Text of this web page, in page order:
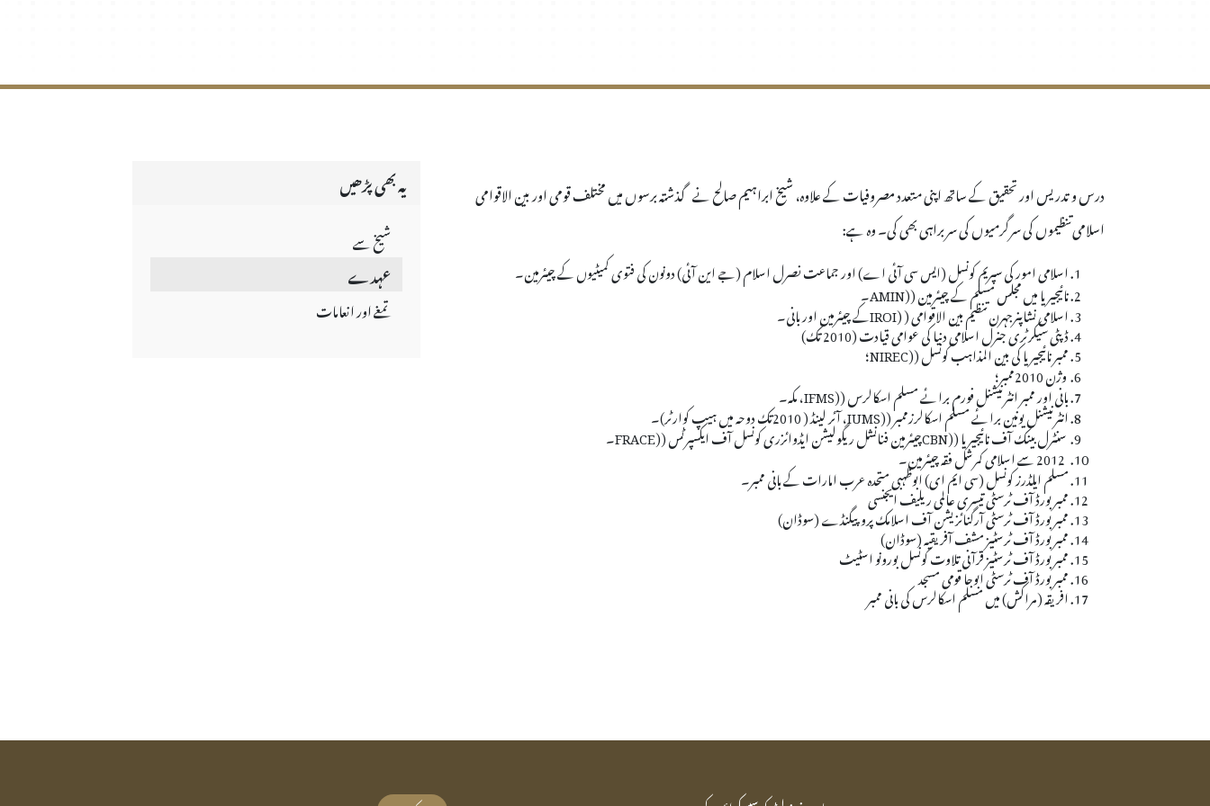
درس و تدریس اور تحقیق کے ساتھ اپنی متعدد مصروفیات کے علاوہ، شیخ ابراہیم صالح نے گذشتہ برسوں میں مختلف قومی اور بین الاقوامی
اسلامی تنظیموں کی سرگرمیوں کی سربراہی بھی کی۔ وہ ہے:
اسلامی امور کی سپریم کونسل (ایس سی آئی اے) اور جماعت نصرل اسلام (جے این آئی) دونون کی فتوی کمیٹیوں کے چیئرمین۔
نائیجیریا میں مجلس مسلم کے چیئرمین (AMIN)۔
اسلامی نشاپنرجہرن تنظیم بین الاقوامی (IROI)کے چیئرمین اور بانی۔
ڈپٹی سیکرٹری جنرل اسلامی دنیا کی عوامی قیادت (2010 تک)
ممبر نائیجیریا کی بین المذاہب کونسل (NIREC)؛
وژن 2010ممبر؛
بانی اور ممبر انٹرنیشنل فورم برائے مسلم اسکالرس (IFMS)، مکہ۔
انٹرنیشنل یونین برائے مسلم اسکالرزممبر (IUMS)، آئر لینڈ ( 2010تک دوحہ میں ہیپ کوارٹر)۔
سنٹرل بینک آف نائیجیریا (CBN)چیئرمین فنانشل ریگولیشن ایڈوائزری کونسل آف ایکسپرٹس (FRACE)۔
مسلم ایلڈرز کونسل (سی ایم ای) ابوظہبی متحدہ عرب امارات کے بانی ممبر۔
ممبر بورڈ آف ٹرسٹی تیسری عالمی ریلیف ایجنسی
ممبر بورڈ آف ٹرسٹی آرگنائزیشن آف اسلامک پروپیگنڈے (سوڈان)
ممبر بورڈ آف ٹرسٹیز مشف آفریقیہ (سوڈان)
ممبر بورڈ آف ٹرسٹیز قرآنی تلاوت کونسل بورونو اسٹیٹ
ممبر بورڈ آف ٹرسٹی ابوجا قومی مسجد
افریقہ (مراکش) میں مسلم اسکالرس کی بانی ممبر
یہ بھی پڑھیں
شیخ سے
عہدے
تمغے اور انعامات